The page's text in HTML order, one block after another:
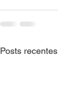
Posts recentes